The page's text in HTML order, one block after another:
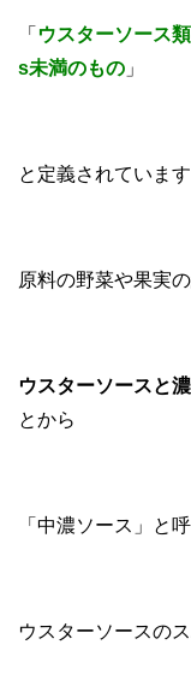
「 ウスターソース
s未満のもの 」
と定義されています
原料の野菜や果実
ウスターソースと
とから
「中濃ソース」と
ウスターソースの